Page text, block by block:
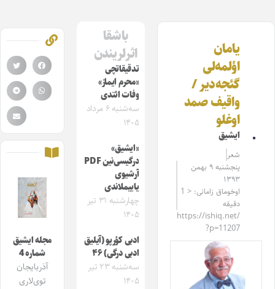
یامان
اؤلمه‌لی
گئجه‌دیر /
واقیف صمد
اوغلو
ایشیق
شعر
پنجشنبه ۹ بهمن
۱۳۹۳
اوخوماق زامانی: < 1
دقیقه
https://ishiq.net/
?p=11207
باشقا
اثرلریندن
تدقیقاتچی
«محرم ایماز»
وفات ائتدی
سه‌شنبه ۶ مرداد
۱۴۰۵
«ایشیق»
درگیسی‌نین PDF
آرشیوی
یاییملاندی
چهارشنبه ۳۱ تیر
۱۴۰۵
ادبی کؤرپو (آیلیق
ادبی درگی) ۴۶
سه‌شنبه ۲۳ تیر
۱۴۰۵
مجله ایشیق
شماره 4
آذربایجان
توی‌لاری